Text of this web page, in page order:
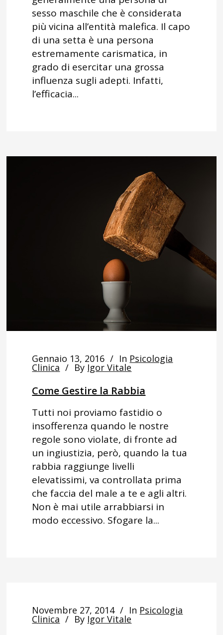
sesso maschile che è considerata
più vicina all’entità malefica. Il capo
di una setta è una persona
estremamente carismatica, in
grado di esercitar una grossa
influenza sugli adepti. Infatti,
l’efficacia...
Gennaio 13, 2016 In Psicologia
Clinica By Igor Vitale
Come Gestire la Rabbia
Tutti noi proviamo fastidio o
insofferenza quando le nostre
regole sono violate, di fronte ad
un ingiustizia, però, quando la tua
rabbia raggiunge livelli
elevatissimi, va controllata prima
che faccia del male a te e agli altri.
Non è mai utile arrabbiarsi in
modo eccessivo. Sfogare la...
Novembre 27, 2014 In Psicologia
Clinica By Igor Vitale